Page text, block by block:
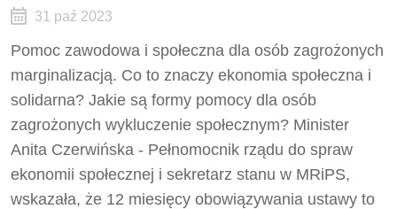
31 paź 2023
Pomoc zawodowa i społeczna dla osób zagrożonych
marginalizacją. Co to znaczy ekonomia społeczna i
solidarna? Jakie są formy pomocy dla osób
zagrożonych wykluczenie społecznym? Minister
Anita Czerwińska - Pełnomocnik rządu do spraw
ekonomii społecznej i sekretarz stanu w MRiPS,
wskazała, że 12 miesięcy obowiązywania ustawy to